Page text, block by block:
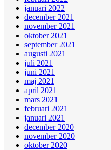
januari 2022
december 2021
november 2021
oktober 2021
september 2021
augusti 2021
juli 2021
juni 2021
maj 2021
april 2021
mars 2021
februari 2021
januari 2021
december 2020
november 2020
oktober 2020